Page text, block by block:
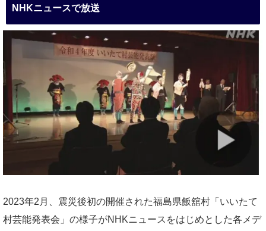
NHKニュースで放送
2023年2月、震災後初の開催された福島県飯舘村「いいたて
村芸能発表会」の様子がNHKニュースをはじめとした各メデ